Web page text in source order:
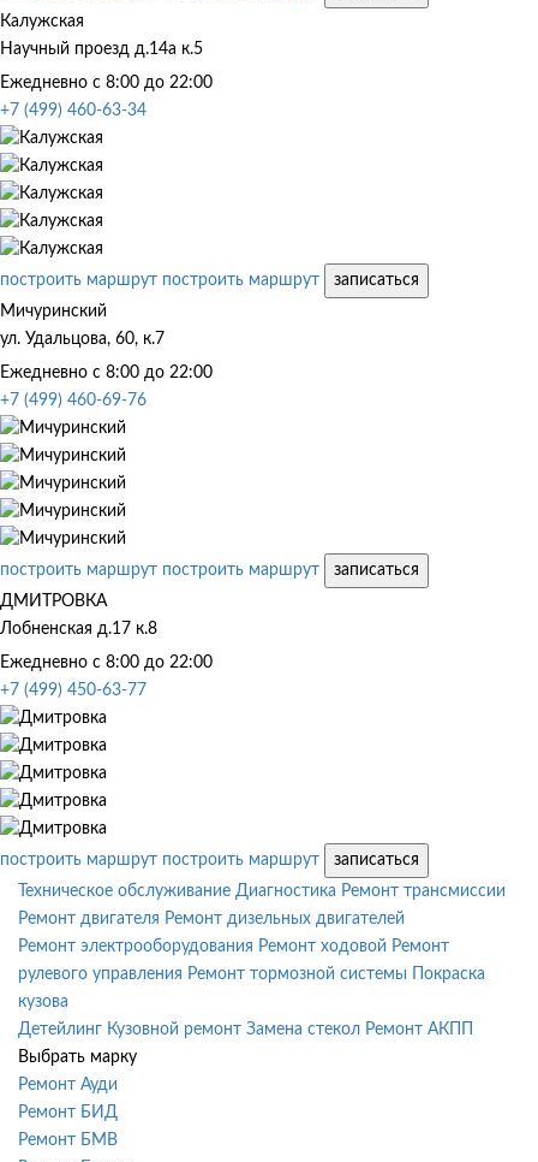
Калужская
Научный проезд д.14а к.5
Ежедневно с 8:00 до 22:00
+7 (499) 460-63-34
построить маршрут построить маршрут
записаться
Мичуринский
ул. Удальцова, 60, к.7
Ежедневно с 8:00 до 22:00
+7 (499) 460-69-76
построить маршрут построить маршрут
записаться
ДМИТРОВКА
Лобненская д.17 к.8
Ежедневно с 8:00 до 22:00
+7 (499) 450-63-77
построить маршрут построить маршрут
записаться
Техническое обслуживание Диагностика Ремонт трансмиссии
Ремонт двигателя Ремонт дизельных двигателей
Ремонт электрооборудования Ремонт ходовой Ремонт
рулевого управления Ремонт тормозной системы
Покраска
кузова
Детейлинг Кузовной ремонт Замена стекол Ремонт АКПП
Выбрать марку
Ремонт Ауди
Ремонт БИД
Ремонт БМВ